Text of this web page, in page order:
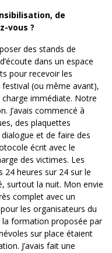
de
vous ?
des stands de
dans un espace
pour recevoir les
(ou même avant),
charge immédiate. Notre
J’avais commencé à
des plaquettes
et de faire des
écrit avec le
des victimes. Les
24 heures sur 24 sur le
surtout la nuit. Mon envie
complet avec un
les organisateurs du
la formation proposée par
sur place étaient
J’avais fait une